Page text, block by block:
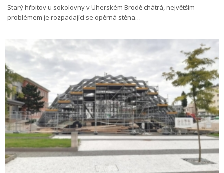
Starý hřbitov u sokolovny v Uherském Brodě chátrá, největším
problémem je rozpadající se opěrná stěna…